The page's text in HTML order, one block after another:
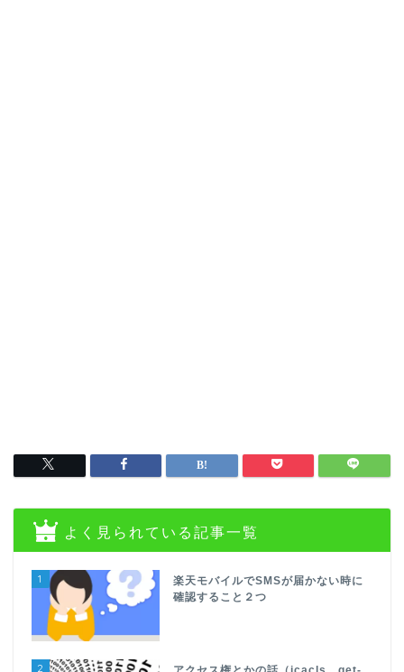
よく見られている記事一覧
1
楽天モバイルでSMSが届かない時に
確認すること２つ
2